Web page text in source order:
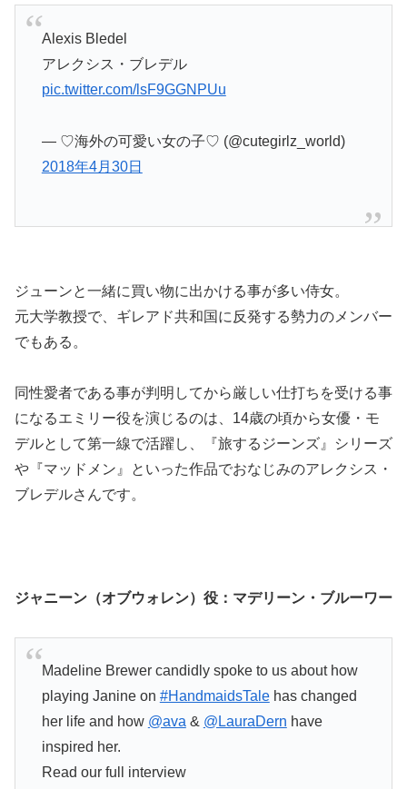
Alexis Bledel
アレクシス・ブレデル
pic.twitter.com/lsF9GGNPUu
— ♡海外の可愛い女の子♡ (@cutegirlz_world)
2018年4月30日
ジューンと一緒に買い物に出かける事が多い侍女。
元大学教授で、ギレアド共和国に反発する勢力のメンバー
でもある。
同性愛者である事が判明してから厳しい仕打ちを受ける事
になるエミリー役を演じるのは、14歳の頃から女優・モ
デルとして第一線で活躍し、『旅するジーンズ』シリーズ
や『マッドメン』といった作品でおなじみのアレクシス・
ブレデルさんです。
ジャニーン（オブウォレン）役： マデリーン・ブルーワー
Madeline Brewer candidly spoke to us about how
playing Janine on #HandmaidsTalehas changed
her life and how @ava & @LauraDern have
inspired her.
Read our full interview